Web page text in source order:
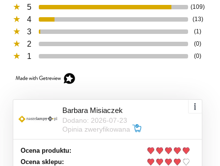
5 (109)
4 (13)
3 (1)
2 (0)
1 (0)
Barbara Misiaczek
Dodano: 2026-07-23
Opinia zweryfikowana
Ocena produktu:
Ocena sklepu: